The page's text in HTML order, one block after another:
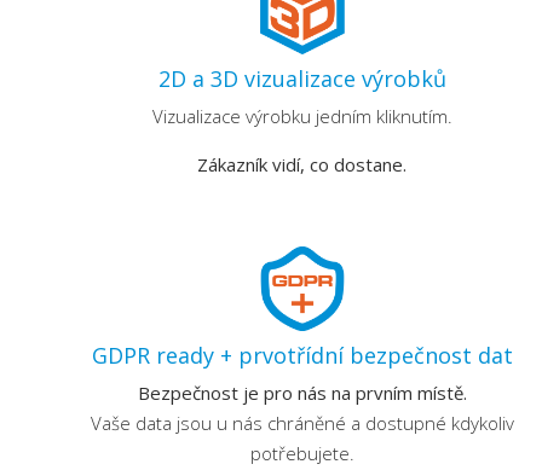
2D a 3D vizualizace výrobků
Vizualizace výrobku jedním kliknutím.
Zákazník vidí, co dostane.
GDPR ready + prvotřídní bezpečnost dat
Bezpečnost je pro nás na prvním místě.
Vaše data jsou u nás chráněné a dostupné kdykoliv
potřebujete.